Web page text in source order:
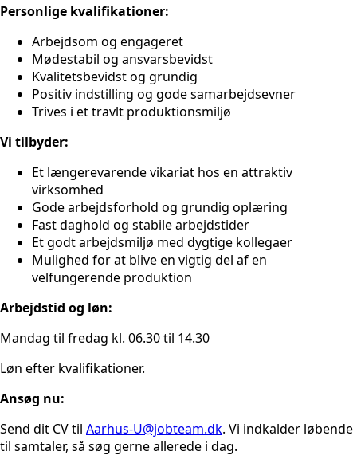
Personlige kvalifikationer:
Arbejdsom og engageret
Mødestabil og ansvarsbevidst
Kvalitetsbevidst og grundig
Positiv indstilling og gode samarbejdsevner
Trives i et travlt produktionsmiljø
Vi tilbyder:
Et længerevarende vikariat hos en attraktiv
virksomhed
Gode arbejdsforhold og grundig oplæring
Fast daghold og stabile arbejdstider
Et godt arbejdsmiljø med dygtige kollegaer
Mulighed for at blive en vigtig del af en
velfungerende produktion
Arbejdstid og løn:
Mandag til fredag kl. 06.30 til 14.30
Løn efter kvalifikationer.
Ansøg nu:
Send dit CV til Aarhus-U@jobteam.dk. Vi indkalder løbende
til samtaler, så søg gerne allerede i dag.